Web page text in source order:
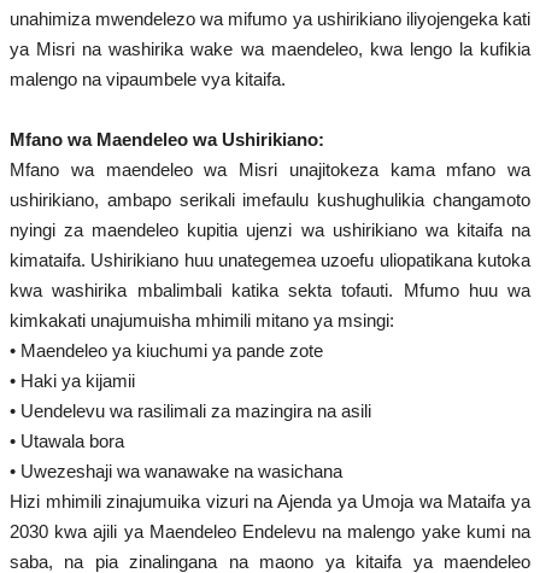
Kuhusu Harakati
Kundi la Tano
Kundi la Kwanza
Kundi la Nne
Kundi la Tatu
Wazungumzaji
Kundi la Pili
Udhamini wa Nasser kwa Uongozi
unahimiza mwendelezo wa mifumo ya ushirikiano iliyojengeka kati
ya Misri na washirika wake wa maendeleo, kwa lengo la kufikia
malengo na vipaumbele vya kitaifa.
Mfano wa Maendeleo wa Ushirikiano:
Mfano wa maendeleo wa Misri unajitokeza kama mfano wa
ushirikiano, ambapo serikali imefaulu kushughulikia changamoto
nyingi za maendeleo kupitia ujenzi wa ushirikiano wa kitaifa na
kimataifa. Ushirikiano huu unategemea uzoefu uliopatikana kutoka
kwa washirika mbalimbali katika sekta tofauti. Mfumo huu wa
kimkakati unajumuisha mhimili mitano ya msingi:
• Maendeleo ya kiuchumi ya pande zote
• Haki ya kijamii
• Uendelevu wa rasilimali za mazingira na asili
• Utawala bora
• Uwezeshaji wa wanawake na wasichana
Hizi mhimili zinajumuika vizuri na Ajenda ya Umoja wa Mataifa ya
2030 kwa ajili ya Maendeleo Endelevu na malengo yake kumi na
saba, na pia zinalingana na maono ya kitaifa ya maendeleo